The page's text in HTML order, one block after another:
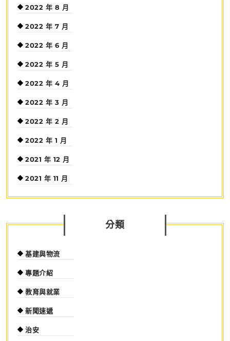
2022 年 8 月
2022 年 7 月
2022 年 6 月
2022 年 5 月
2022 年 4 月
2022 年 3 月
2022 年 2 月
2022 年 1 月
2021 年 12 月
2021 年 11 月
分類
基建與物流
專題介紹
教育與就業
新聞速遞
治安